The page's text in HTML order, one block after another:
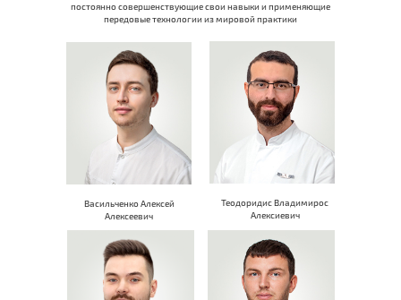
постоянно совершенствующие свои навыки и применяющие
передовые технологии из мировой практики
Васильченко Алексей
Алексеевич
Теодоридис Владимирос
Алексиевич